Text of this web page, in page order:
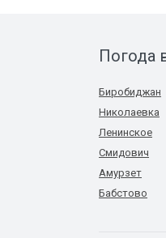
Погода
Биробиджан
Николаевка
Ленинское
Смидович
Амурзет
Бабстово